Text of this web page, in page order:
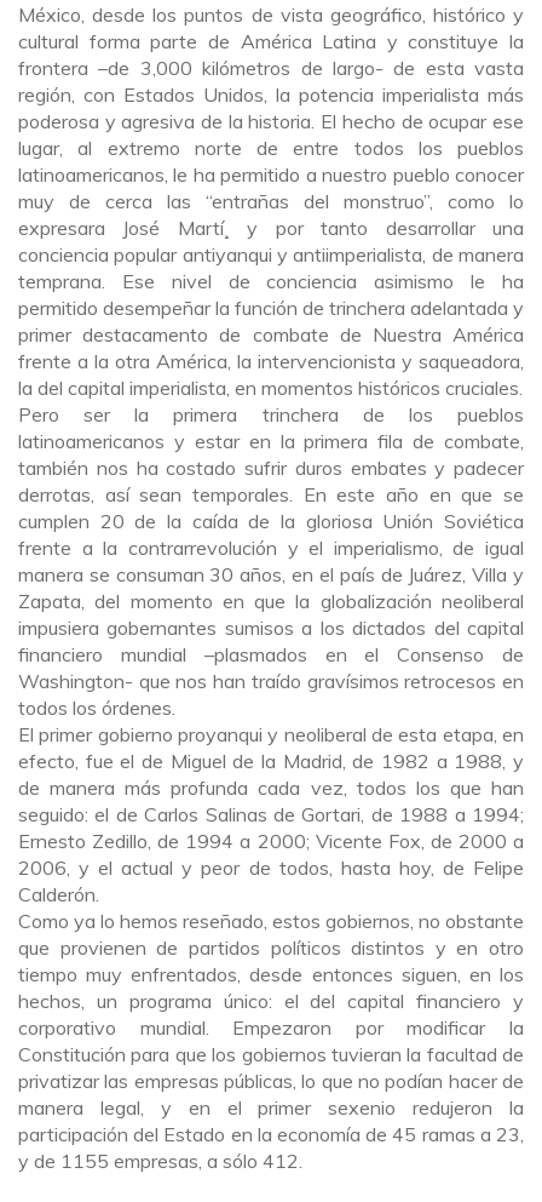
México, desde los puntos de vista geográfico, histórico y
cultural forma parte de América Latina y constituye la
frontera –de 3,000 kilómetros de largo- de esta vasta
región, con Estados Unidos, la potencia imperialista más
poderosa y agresiva de la historia. El hecho de ocupar ese
lugar, al extremo norte de entre todos los pueblos
latinoamericanos, le ha permitido a nuestro pueblo conocer
muy de cerca las “entrañas del monstruo”, como lo
expresara José Martí¸ y por tanto desarrollar una
conciencia popular antiyanqui y antiimperialista, de manera
temprana. Ese nivel de conciencia asimismo le ha
permitido desempeñar la función de trinchera adelantada y
primer destacamento de combate de Nuestra América
frente a la otra América, la intervencionista y saqueadora,
la del capital imperialista, en momentos históricos cruciales.
Pero ser la primera trinchera de los pueblos
latinoamericanos y estar en la primera fila de combate,
también nos ha costado sufrir duros embates y padecer
derrotas, así sean temporales. En este año en que se
cumplen 20 de la caída de la gloriosa Unión Soviética
frente a la contrarrevolución y el imperialismo, de igual
manera se consuman 30 años, en el país de Juárez, Villa y
Zapata, del momento en que la globalización neoliberal
impusiera gobernantes sumisos a los dictados del capital
financiero mundial –plasmados en el Consenso de
Washington- que nos han traído gravísimos retrocesos en
todos los órdenes.
El primer gobierno proyanqui y neoliberal de esta etapa, en
efecto, fue el de Miguel de la Madrid, de 1982 a 1988, y
de manera más profunda cada vez, todos los que han
seguido: el de Carlos Salinas de Gortari, de 1988 a 1994;
Ernesto Zedillo, de 1994 a 2000; Vicente Fox, de 2000 a
2006, y el actual y peor de todos, hasta hoy, de Felipe
Calderón.
Como ya lo hemos reseñado, estos gobiernos, no obstante
que provienen de partidos políticos distintos y en otro
tiempo muy enfrentados, desde entonces siguen, en los
hechos, un programa único: el del capital financiero y
corporativo mundial. Empezaron por modificar la
Constitución para que los gobiernos tuvieran la facultad de
privatizar las empresas públicas, lo que no podían hacer de
manera legal, y en el primer sexenio redujeron la
participación del Estado en la economía de 45 ramas a 23,
y de 1155 empresas, a sólo 412.